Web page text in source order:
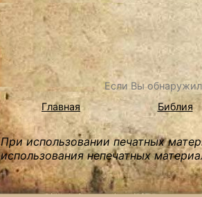
Если Вы
Главная
Библия
При использовании печатных
использования непечатных